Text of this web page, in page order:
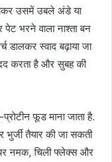
उसमें उबले अंडे या
भरने वाला नाश्ता बन
डालकर स्वाद बढ़ाया जा
करता है और सुबह की
फूड माना जाता है.
भुर्जी तैयार की जा सकती
नमक, चिली फ्लेक्स और